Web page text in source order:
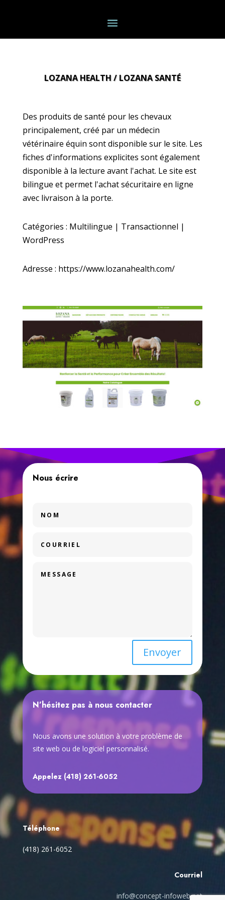
LOZANA HEALTH / LOZANA SANTÉ
Des produits de santé pour les chevaux
principalement, créé par un médecin
vétérinaire équin sont disponible sur le site. Les
fiches d'informations explicites sont également
disponible à la lecture avant l'achat. Le site est
bilingue et permet l'achat sécuritaire en ligne
avec livraison à la porte.
Catégories : Multilingue | Transactionnel |
WordPress
Adresse : https://www.lozanahealth.com/
Nous écrire
Envoyer
N’hésitez pas à nous contacter
Nous avons une solution à votre problème de
site web ou de logiciel personnalisé.
Appelez (418) 261-6052
Téléphone
(418) 261-6052
Courriel
info@concept-infoweb.net